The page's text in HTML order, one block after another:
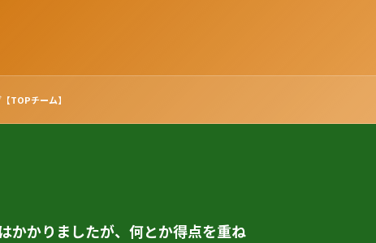
TOPチーム】
かかりましたが、何とか得点を重ね